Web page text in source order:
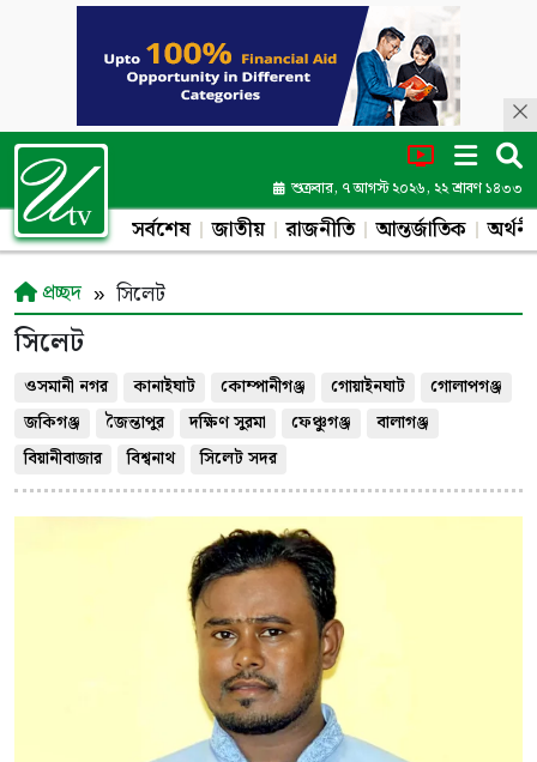
শুক্রবার, ৭ আগস্ট ২০২৬, ২২ শ্রাবণ ১৪৩৩
সর্বশেষ জাতীয় রাজনীতি আন্তর্জাতিক
প্রচ্ছদ
সিলেট
সিলেট
ওসমানী নগর কানাইঘাট কোম্পানীগঞ্জ গোয়াইনঘাট
গোলাপগঞ্জ
জকিগঞ্জ
জৈন্তাপুর দক্ষিণ সুরমা ফেঞ্চুগঞ্জ
বালাগঞ্জ
বিয়ানীবাজার
বিশ্বনাথ সিলেট সদর